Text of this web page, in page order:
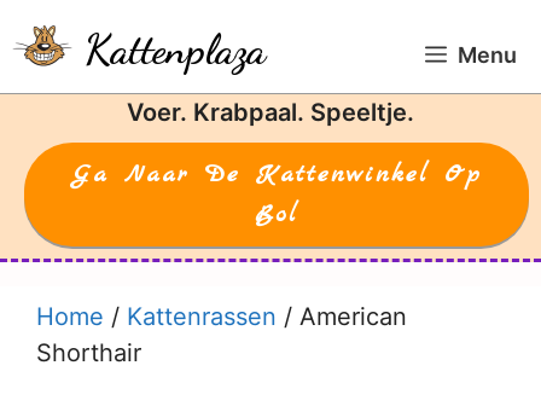
naar
de
Kattenplaza Menu
Voer. Krabpaal. Speeltje.
Ga Naar De Kattenwinkel Op
Bol
Home / Kattenrassen / American
Shorthair